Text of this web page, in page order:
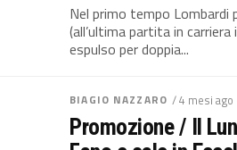
Nel primo tempo Lombardi
(all’ultima partita in carriera
espulso per doppia...
BIAGIO NAZZARO / 4 mesi ago
Promozione / Il